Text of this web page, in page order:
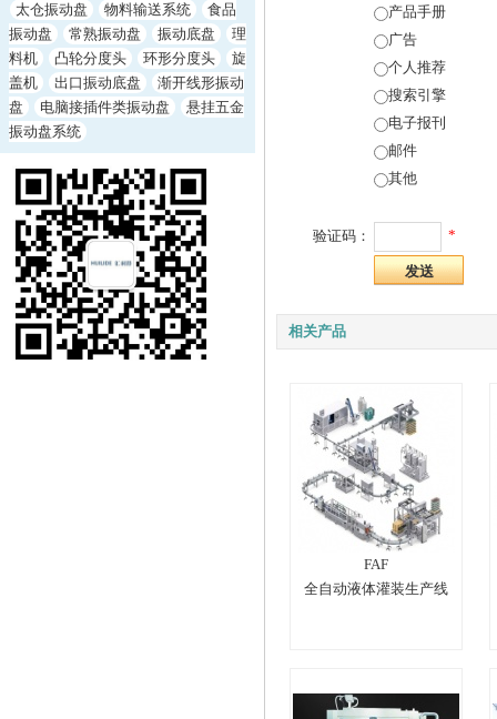
太仓振动盘
物料输送系统
食品
振动盘
常熟振动盘 振动底盘
理
料机
凸轮分度头 环形分度头
旋
盖机
出口振动底盘
渐开线形振动
盘
电脑接插件类振动盘
悬挂五金
振动盘系统
产品手册
广告
个人推荐
搜索引擎
电子报刊
邮件
其他
验证码： *
相关产品
FAF
全自动液体灌装生产线